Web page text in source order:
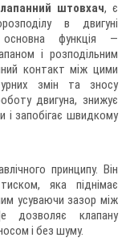
штовхач, є
в двигуні
функція —
і розподільним
контакт між цими
змін та зносу
двигуна, знижує
і запобігає швидкому
принципу. Він
яка піднімає
усуваючи зазор між
дозволяє клапану
і без шуму.